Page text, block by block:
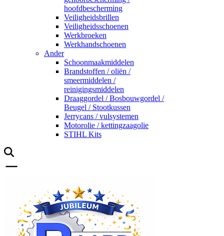
hoofdbescherming
Veiligheidsbrillen
Veiligheidsschoenen
Werkbroeken
Werkhandschoenen
Ander
Schoonmaakmiddelen
Brandstoffen / oliën /
smeermiddelen /
reinigingsmiddelen
Draaggordel / Bosbouwgordel /
Beugel / Stootkussen
Jerrycans / vulsystemen
Motorolie / kettingzaagolie
STIHL Kits